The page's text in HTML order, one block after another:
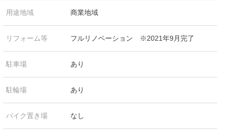
用途地域 商業地域
リフォーム等 フルリノベーション ※2021年9月完了
駐車場 あり
駐輪場 あり
バイク置き場 なし